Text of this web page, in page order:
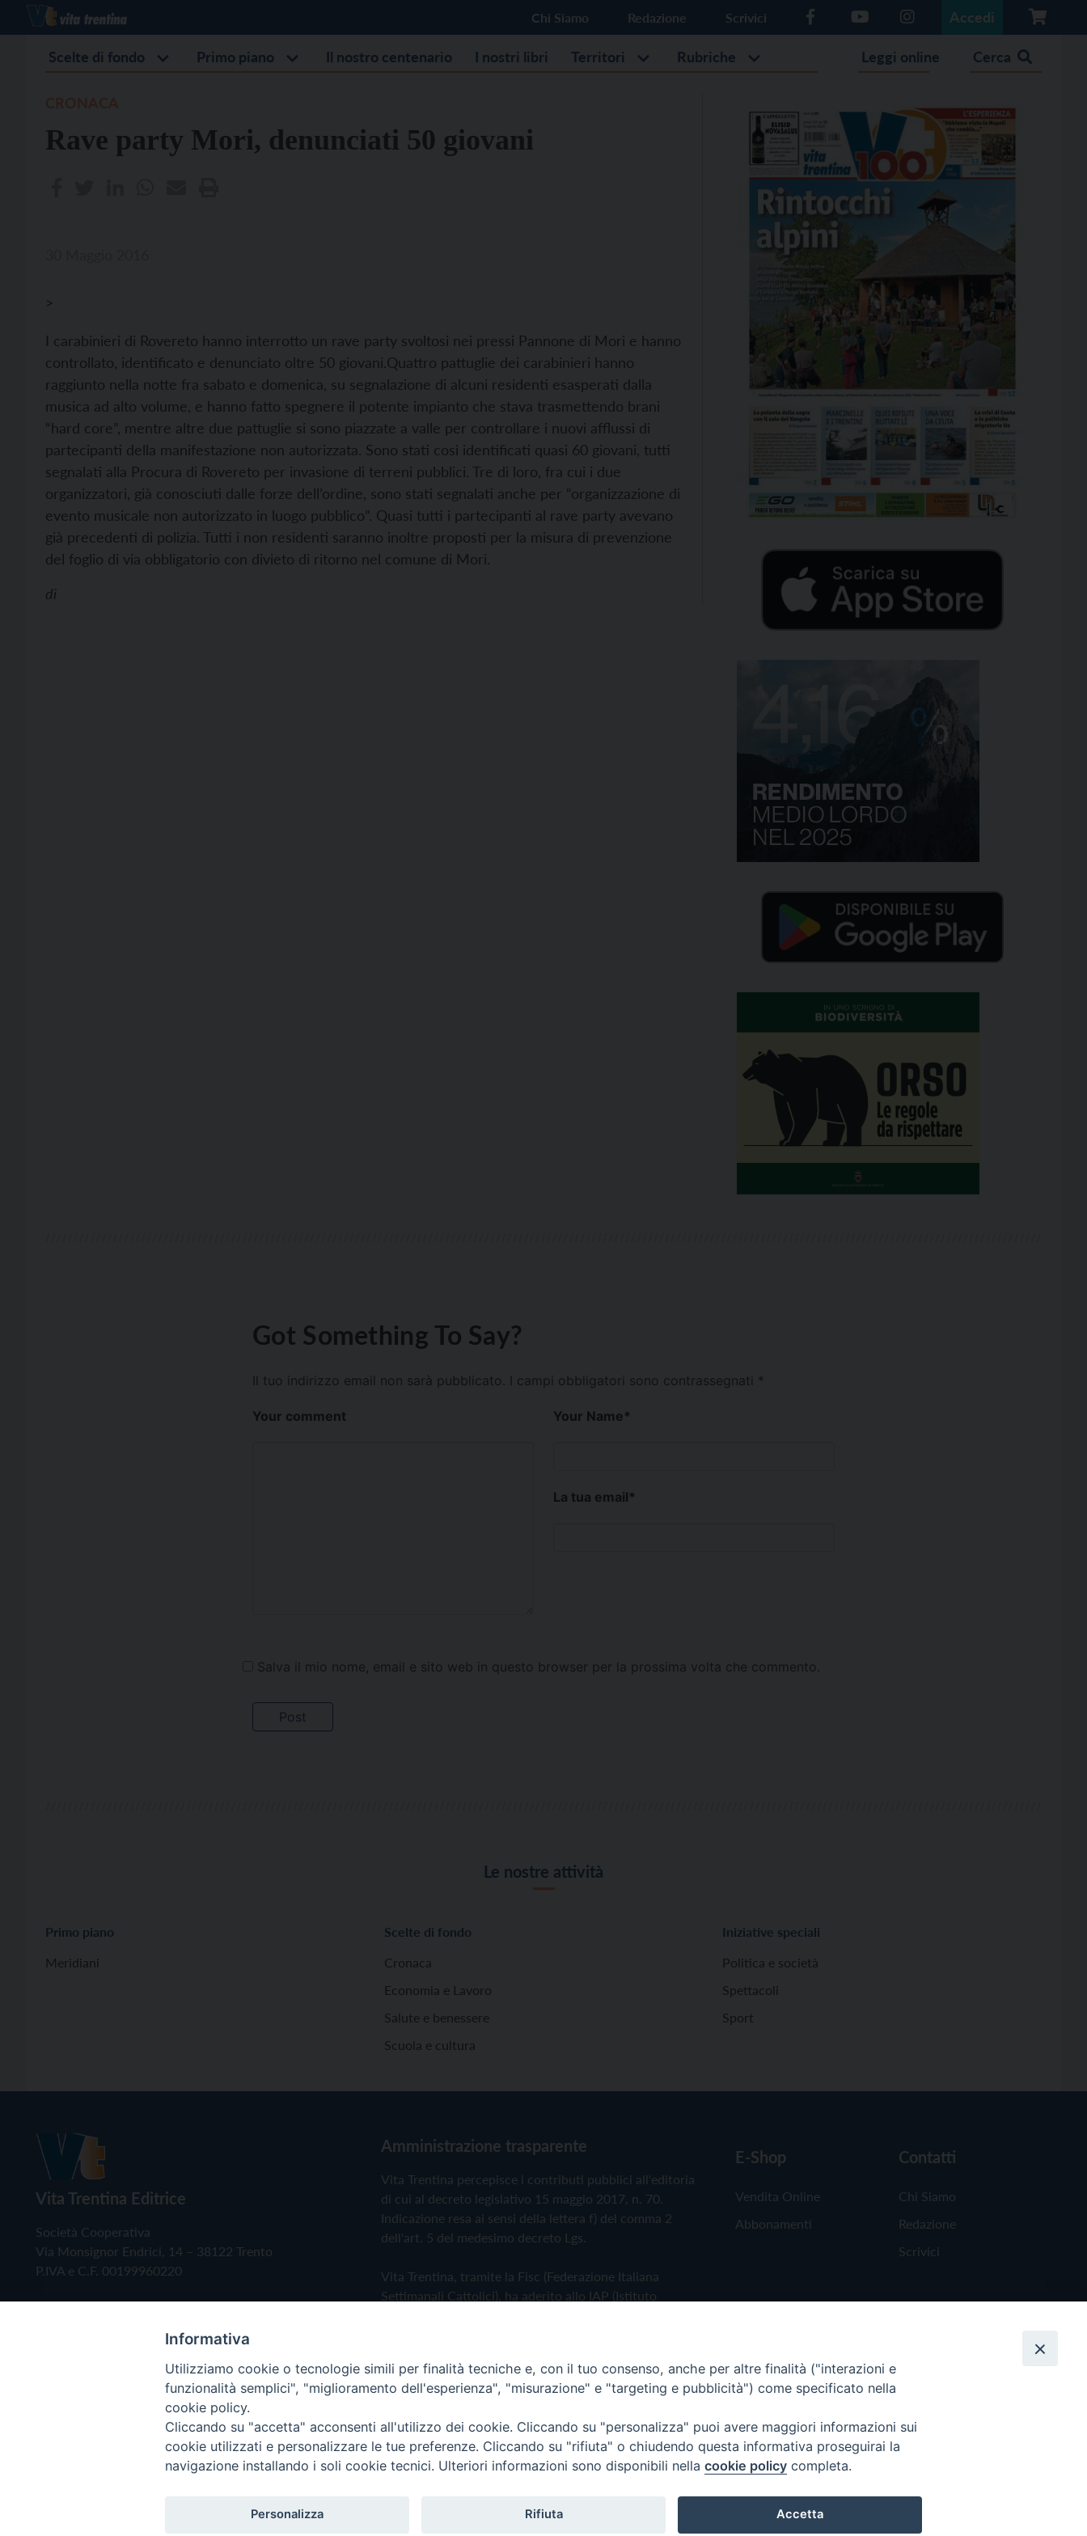
Chi Siamo Redazione Scrivici Accedi
Scelte di fondo Primo piano Il nostro centenario I nostri libri Territori Rubriche Leggi online Cerca
Rave party Mori, denunciati 50 giovani
>
I carabinieri di Rovereto hanno interrotto un rave party svoltosi nei pressi Pannone di Mori e hanno
controllato, identificato e denunciato oltre 50 giovani.Quattro pattuglie dei carabinieri hanno
raggiunto nella notte fra sabato e domenica, su segnalazione di alcuni residenti esasperati dalla
musica ad alto volume, e hanno fatto spegnere il potente impianto che stava trasmettendo brani
“hard core”, mentre altre due pattuglie si sono piazzate a valle per controllare i nuovi afflussi di
partecipanti della manifestazione non autorizzata. Sono stati così identificati quasi 60 giovani, tutti
segnalati alla Procura di Rovereto per invasione di terreni pubblici. Tre di loro, fra cui i due
organizzatori, già conosciuti dalle forze dell’ordine, sono stati segnalati anche per “organizzazione di
evento musicale non autorizzato in luogo pubblico”. Quasi tutti i partecipanti al rave party avevano
già precedenti di polizia. Tutti i non residenti saranno inoltre proposti per la misura di prevenzione
del foglio di via obbligatorio con divieto di ritorno nel comune di Mori.
di
Got Something To Say?
Il tuo indirizzo email non sarà pubblicato. I campi obbligatori sono contrassegnati *
Your comment Your Name*
La tua email*
Salva il mio nome, email e sito web in questo browser per la prossima volta che commento.
Le nostre attività
Primo piano
Meridiani
Scelte di fondo
Cronaca
Economia e Lavoro
Salute e benessere
Scuola e cultura
Iniziative speciali
Politica e società
Spettacoli
Sport
Vita Trentina Editrice
Società Cooperativa
Via Monsignor Endrici, 14 – 38122 Trento
P.IVA e C.F. 00199960220
Amministrazione trasparente
Vita Trentina percepisce i contributi pubblici all'editoria
di cui al decreto legislativo 15 maggio 2017, n. 70.
Indicazione resa ai sensi della lettera f) del comma 2
dell'art. 5 del medesimo decreto Lgs.
Vita Trentina, tramite la Fisc (Federazione Italiana
Settimanali Cattolici), ha aderito allo IAP (Istituto
Privacy Policy Cookie Policy
E-Shop
Vendita Online
Abbonamenti
Contatti
Chi Siamo
Redazione
Scrivici
Copyright © 2019 - Tutti i diritti riservati - Vita Trentina Editrice
Informativa
Utilizziamo cookie o tecnologie simili per finalità tecniche e, con il tuo consenso, anche per altre finalità ("interazioni e
funzionalità semplici", "miglioramento dell'esperienza", "misurazione" e "targeting e pubblicità") come specificato nella
cookie policy.
Cliccando su "accetta" acconsenti all'utilizzo dei cookie. Cliccando su "personalizza" puoi avere maggiori informazioni sui
cookie utilizzati e personalizzare le tue preferenze. Cliccando su "rifiuta" o chiudendo questa informativa proseguirai la
navigazione installando i soli cookie tecnici. Ulteriori informazioni sono disponibili nella cookie policy completa.
Personalizza Rifiuta Accetta